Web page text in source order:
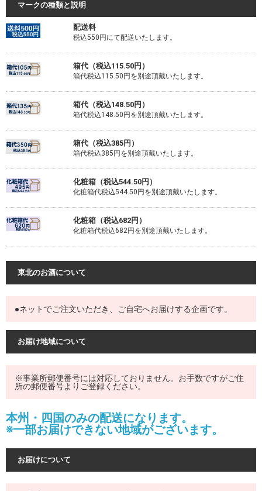
マークの種類と説明
配送料
税込550円にて配送いたします。
箱代（税込115.50円）
箱代税込115.50円を別途頂戴いたします。
箱代（税込148.50円）
箱代税込148.50円を別途頂戴いたします。
箱代（税込385円）
箱代税込385円を別途頂戴いたします。
化粧箱（税込544.50円）
化粧箱代税込544.50円を別途頂戴いたします。
化粧箱（税込682円）
化粧箱代税込682円を別途頂戴いたします。
東北のお酒について
●ネットでご注文いただき、ご自宅へお届けする企画です。
お届け地域について
※事業所郵便番号には対応しておりません。お手数ですがご住
所の郵便番号よりご登録ください。
本州・四国のみの配送になります。
※一部お届けできない地域がございます。
お届けについて